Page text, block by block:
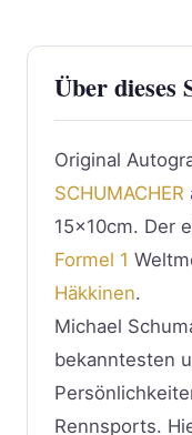
Über dieses
Original
SCHUMACHER
15x10cm. Der
Formel 1
Häkkinen.
Michael
bekanntesten
Rennsports.